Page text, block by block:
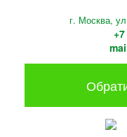
г. Москва,